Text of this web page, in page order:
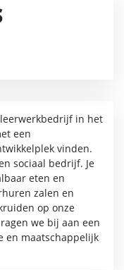
in het
een
vinden.
sociaal bedrijf. Je
eten en
zalen en
op onze
we bij aan een
en maatschappelijk